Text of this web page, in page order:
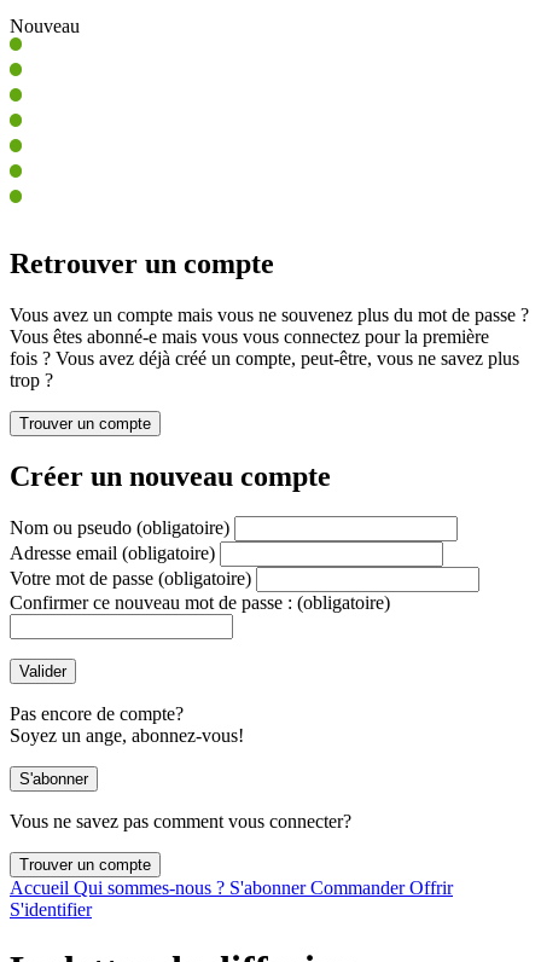
Nouveau
Retrouver un compte
Vous avez un compte mais vous ne souvenez plus du mot de passe ?
Vous êtes abonné-e mais vous vous connectez pour la première
fois ? Vous avez déjà créé un compte, peut-être, vous ne savez plus
trop ?
Créer un nouveau compte
Nom ou pseudo (obligatoire)
Adresse email (obligatoire)
Votre mot de passe (obligatoire)
Confirmer ce nouveau mot de passe : (obligatoire)
Pas encore de compte?
Soyez un ange, abonnez-vous!
Vous ne savez pas comment vous connecter?
Accueil Qui sommes-nous ? S'abonnerCommanderOffrir
S'identifier